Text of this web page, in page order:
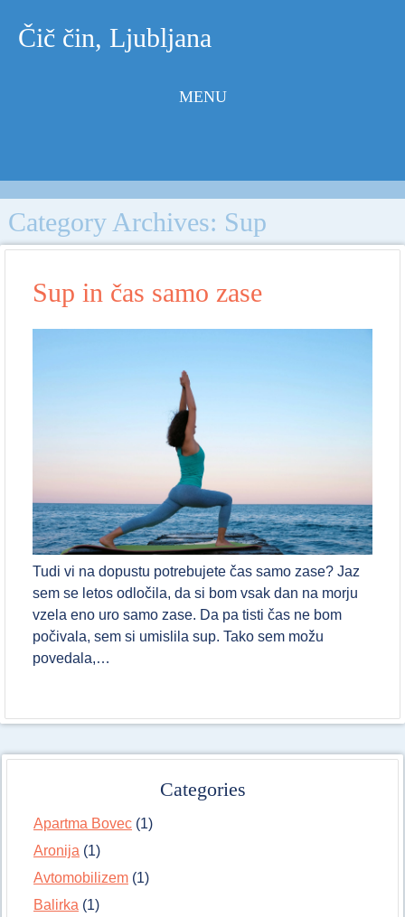
Čič čin, Ljubljana
MENU
Category Archives: Sup
Sup in čas samo zase
Tudi vi na dopustu potrebujete čas samo zase? Jaz
sem se letos odločila, da si bom vsak dan na morju
vzela eno uro samo zase. Da pa tisti čas ne bom
počivala, sem si umislila sup. Tako sem možu
povedala,…
Categories
Apartma Bovec (1)
Aronija (1)
Avtomobilizem (1)
Balirka (1)